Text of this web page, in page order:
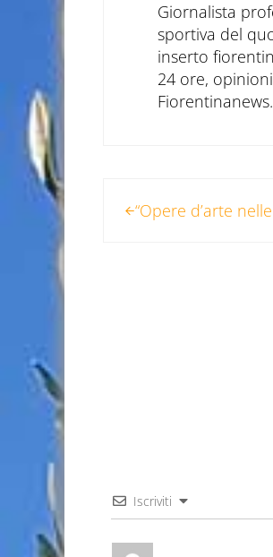
Giornalista
sportiva del
inserto
24 ore,
“Opere d’arte
Iscriviti